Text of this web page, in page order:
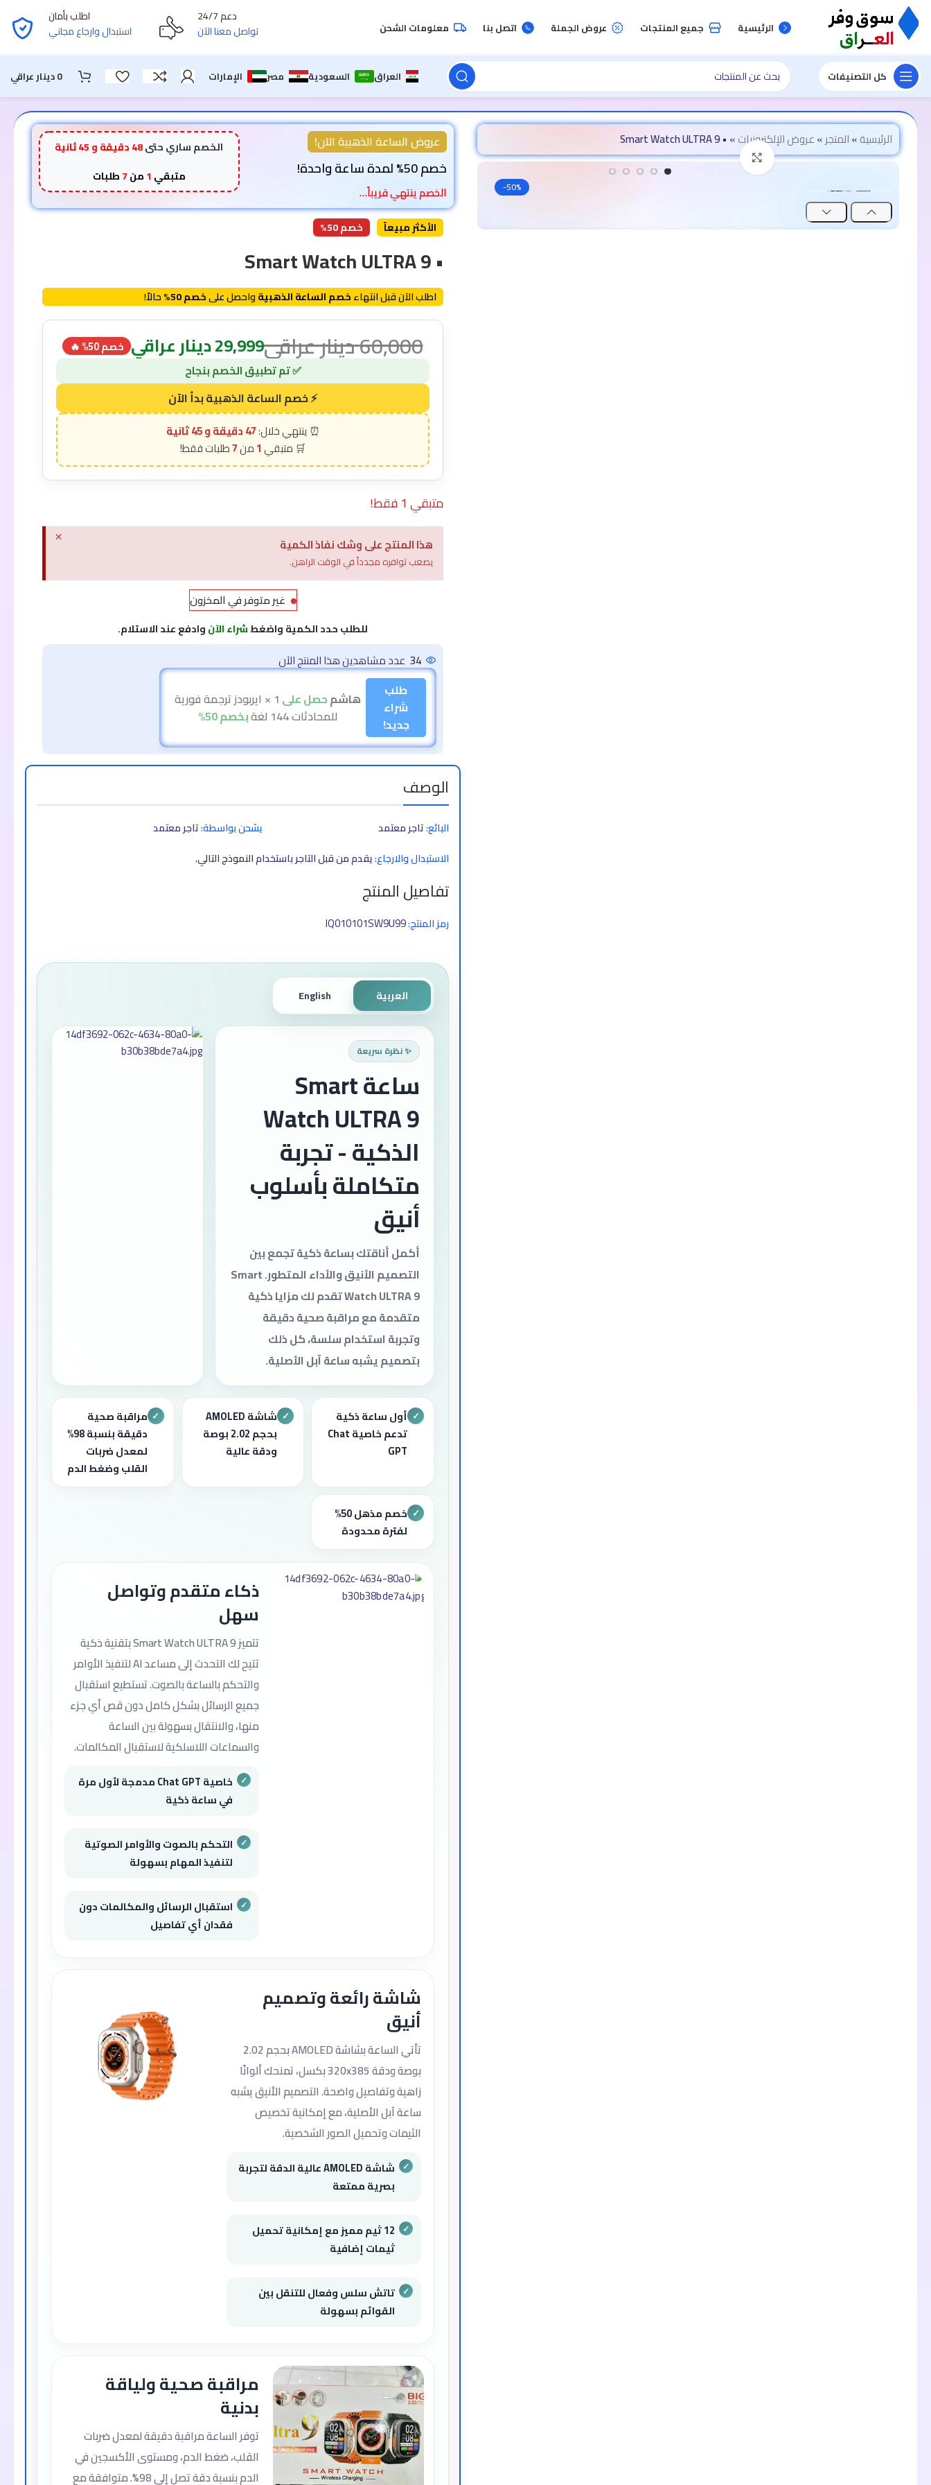
الرئيسية جميع المنتجات عروض الجملة اتصل بنا معلومات الشحن
دعم 24/7
تواصل معنا الآن
اطلب بأمان
استبدال وارجاع مجاني
كل التصنيفات العراق السعودية مصر الإمارات 0دينار عراقي
الرئيسية»المتجر»عروض الإلكترونيات»
• Smart Watch ULTRA 9
-50%
اضغط للتكبير
عروض الساعة الذهبية الآن!
خصم 50% لمدة ساعة واحدة!
الخصم ينتهي قريباً…
الخصم ساري حتى48 دقيقة و 44 ثانية
متبقي 1من7طلبات
الأكثر مبيعاً خصم 50%
• Smart Watch ULTRA 9
اطلب الآن قبل انتهاءخصم الساعة الذهبيةواحصل علىخصم 50% حالاً!
60,000دينار عراقي29,999دينار عراقي خصم 50% 🔥
47 دقيقة و 44 ثانية
1
7
متبقي 1 فقط!
هذا المنتج على وشك نفاذ الكمية
يصعب توافره مجدداً في الوقت الراهن.
×
غير متوفر في المخزون
للطلب حدد الكمية واضغطشراء الآنوادفع عند الاستلام.
37 عدد مشاهدين هذا المنتج الآن
طلب
شراء
جديد!
عمارحصل على 1 × ايربودز ترجمة فورية
للمحادثات 144 لغة
بخصم 50%
الوصف
البائع:تاجر معتمد يشحن بواسطة:تاجر معتمد
الاستبدال والارجاع:يقدم من قبل التاجر باستخدامالنموذج التالي.
تفاصيل المنتج
رمز المنتج:IQ010101SW9U99
العربية English
✨ نظرة سريعة
ساعة Smart
Watch ULTRA 9
الذكية - تجربة
متكاملة بأسلوب
أنيق
أكمل أناقتك بساعة ذكية تجمع بين
التصميم الأنيق والأداء المتطور. Smart
Watch ULTRA 9 تقدم لك مزايا ذكية
متقدمة مع مراقبة صحية دقيقة
وتجربة استخدام سلسة، كل ذلك
بتصميم يشبه ساعة آبل الأصلية.
✓ أول ساعة ذكية
تدعم خاصية Chat
GPT
✓
شاشة AMOLED
بحجم 2.02 بوصة
ودقة عالية
✓ مراقبة صحية
دقيقة بنسبة 98%
لمعدل ضربات
القلب وضغط الدم
✓
خصم مذهل 50%
لفترة محدودة
ذكاء متقدم وتواصل
سهل
تتميز Smart Watch ULTRA 9 بتقنية ذكية
تتيح لك التحدث إلى مساعد AI لتنفيذ الأوامر
والتحكم بالساعة بالصوت. تستطيع استقبال
جميع الرسائل بشكل كامل دون قص أي جزء
منها، والانتقال بسهولة بين الساعة
والسماعات اللاسلكية لاستقبال المكالمات.
خاصية Chat GPT مدمجة لأول مرة
في ساعة ذكية
التحكم بالصوت والأوامر الصوتية
لتنفيذ المهام بسهولة
استقبال الرسائل والمكالمات دون
فقدان أي تفاصيل
شاشة رائعة وتصميم
أنيق
تأتي الساعة بشاشة AMOLED بحجم 2.02
بوصة ودقة 320x385 بكسل، تمنحك ألوانًا
زاهية وتفاصيل واضحة. التصميم الأنيق يشبه
ساعة آبل الأصلية، مع إمكانية تخصيص
الثيمات وتحميل الصور الشخصية.
شاشة AMOLED عالية الدقة لتجربة
بصرية ممتعة
12 ثيم مميز مع إمكانية تحميل
ثيمات إضافية
تاتش سلس وفعال للتنقل بين
القوائم بسهولة
مراقبة صحية ولياقة
بدنية
توفر الساعة مراقبة دقيقة لمعدل ضربات
القلب، ضغط الدم، ومستوى الأكسجين في
الدم بنسبة دقة تصل إلى 98%. متوافقة مع